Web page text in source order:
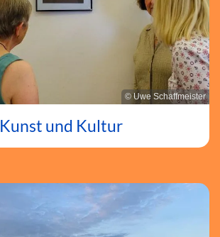
© Uwe Schaffmeister
Kunst und Kultur